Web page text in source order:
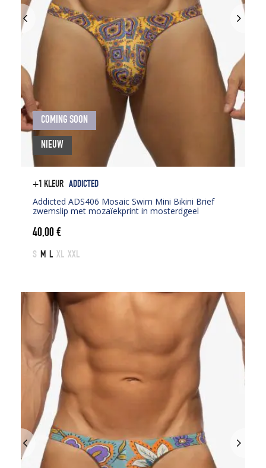
+1 KLEUR ADDICTED
Addicted ADS406 Mosaic Swim Mini Bikini Brief
zwemslip met mozaïekprint in mosterdgeel
40,00€
S M L XL XXL
COMING SOON
NIEUW